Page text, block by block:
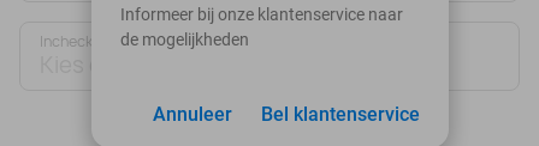
Inchecken
Informeer bij onze klantenservice naar
de mogelijkheden
Bel klantenservice
Annuleer